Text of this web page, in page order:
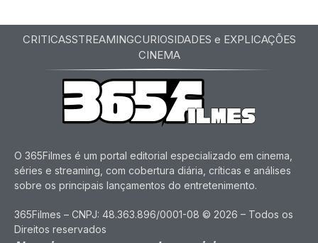
CRITICASSTREAMINGCURIOSIDADES e EXPLICAÇÕES
CINEMA
O 365Filmes é um portal editorial especializado em cinema,
séries e streaming, com cobertura diária, críticas e análises
sobre os principais lançamentos do entretenimento.
365Filmes – CNPJ: 48.363.896/0001-08 © 2026 – Todos os
Direitos reservados